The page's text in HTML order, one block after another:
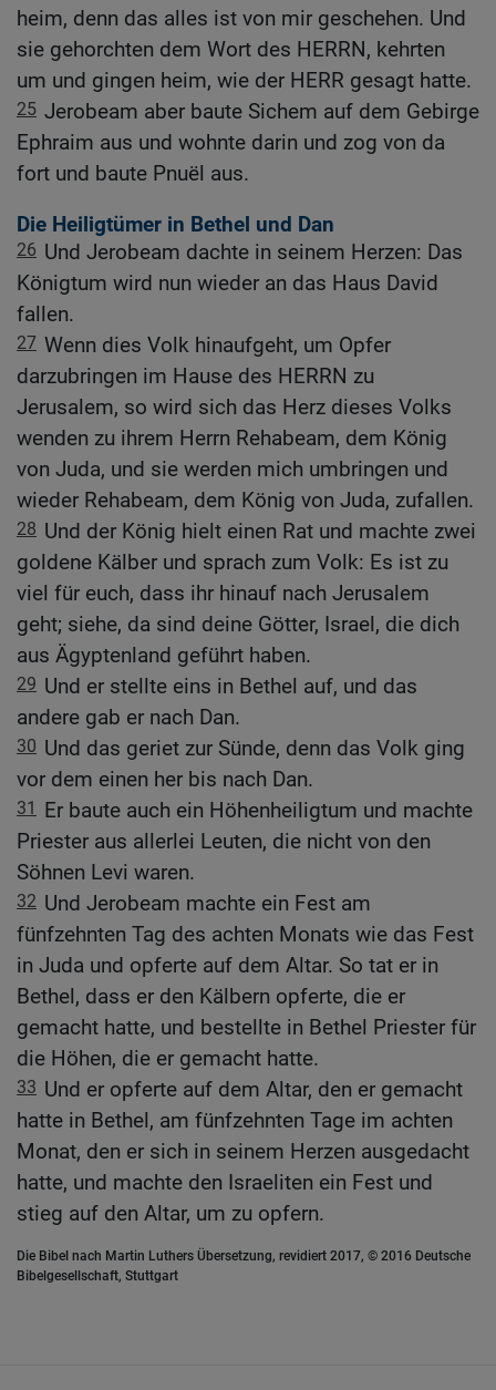
heim, denn das alles ist von mir geschehen. Und
sie gehorchten dem Wort des HERRN, kehrten
um und gingen heim, wie der HERR gesagt hatte.
25 Jerobeam aber baute Sichem auf dem Gebirge
Ephraim aus und wohnte darin und zog von da
fort und baute Pnuël aus.
Die Heiligtümer in Bethel und Dan
26 Und Jerobeam dachte in seinem Herzen: Das
Königtum wird nun wieder an das Haus David
fallen.
27 Wenn dies Volk hinaufgeht, um Opfer
darzubringen im Hause des HERRN zu
Jerusalem, so wird sich das Herz dieses Volks
wenden zu ihrem Herrn Rehabeam, dem König
von Juda, und sie werden mich umbringen und
wieder Rehabeam, dem König von Juda, zufallen.
28 Und der König hielt einen Rat und machte zwei
goldene Kälber und sprach zum Volk: Es ist zu
viel für euch, dass ihr hinauf nach Jerusalem
geht; siehe, da sind deine Götter, Israel, die dich
aus Ägyptenland geführt haben.
29 Und er stellte eins in Bethel auf, und das
andere gab er nach Dan.
30 Und das geriet zur Sünde, denn das Volk ging
vor dem einen her bis nach Dan.
31 Er baute auch ein Höhenheiligtum und machte
Priester aus allerlei Leuten, die nicht von den
Söhnen Levi waren.
32 Und Jerobeam machte ein Fest am
fünfzehnten Tag des achten Monats wie das Fest
in Juda und opferte auf dem Altar. So tat er in
Bethel, dass er den Kälbern opferte, die er
gemacht hatte, und bestellte in Bethel Priester für
die Höhen, die er gemacht hatte.
33 Und er opferte auf dem Altar, den er gemacht
hatte in Bethel, am fünfzehnten Tage im achten
Monat, den er sich in seinem Herzen ausgedacht
hatte, und machte den Israeliten ein Fest und
stieg auf den Altar, um zu opfern.
Die Bibel nach Martin Luthers Übersetzung, revidiert 2017, © 2016 Deutsche
Bibelgesellschaft, Stuttgart